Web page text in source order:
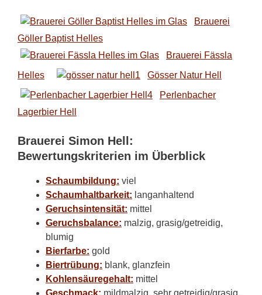
Brauerei
Göller Baptist Helles
Brauerei Fässla
Helles
Gösser Natur Hell
Perlenbacher
Lagerbier Hell
Brauerei Simon Hell:
Bewertungskriterien im Überblick
Schaumbildung: viel
Schaumhaltbarkeit: langanhaltend
Geruchsintensität: mittel
Geruchsbalance: malzig, grasig/getreidig,
blumig
Bierfarbe: gold
Biertrübung: blank, glanzfein
Kohlensäuregehalt: mittel
Geschmack: mildmalzig, sehr getreidig/grasig,